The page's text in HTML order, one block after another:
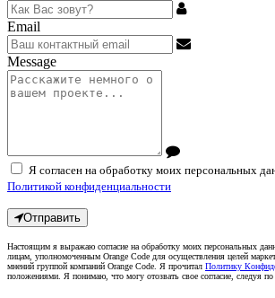
Email
Message
Я согласен на обработку моих персональных
Политикой конфиденциальности
Отправить
Настоящим я выражаю согласие на обработку моих персональных
лицам, уполномоченным Orange Code для осуществления целей
мнений группой компаний Orange Code. Я прочитал Политику
положениями. Я понимаю, что могу отозвать свое согласие, следуя по